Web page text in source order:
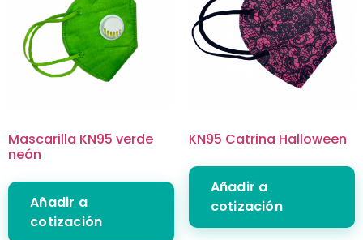
Mascarilla KN95 verde
neón
Añadir a
cotización
KN95 Catrina Halloween
Añadir a
cotización